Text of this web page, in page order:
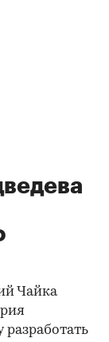
Чайка
разработать